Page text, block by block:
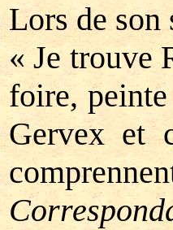
Lors de
« Je trouve
foire,
Gervex et